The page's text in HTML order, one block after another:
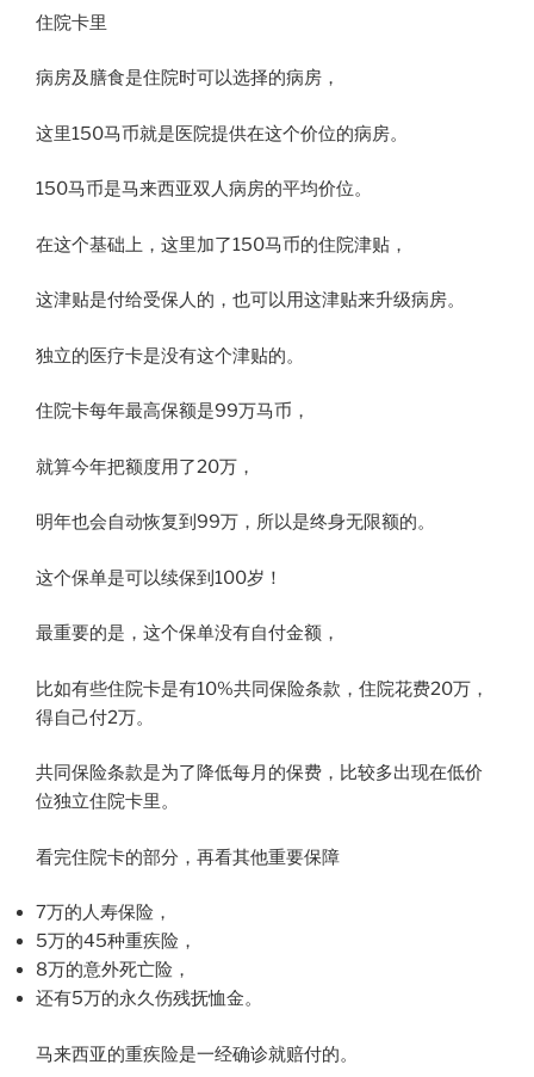
住院卡里
病房及膳食是住院时可以选择的病房，
这里150马币就是医院提供在这个价位的病房。
150马币是马来西亚双人病房的平均价位。
在这个基础上，这里加了150马币的住院津贴，
这津贴是付给受保人的，也可以用这津贴来升级病房。
独立的医疗卡是没有这个津贴的。
住院卡每年最高保额是99万马币，
就算今年把额度用了20万，
明年也会自动恢复到99万，所以是终身无限额的。
这个保单是可以续保到100岁！
最重要的是，这个保单没有自付金额，
比如有些住院卡是有10%共同保险条款，住院花费20万，
得自己付2万。
共同保险条款是为了降低每月的保费，比较多出现在低价
位独立住院卡里。
看完住院卡的部分，再看其他重要保障
7万的人寿保险，
5万的45种重疾险，
8万的意外死亡险，
还有5万的永久伤残抚恤金。
马来西亚的重疾险是一经确诊就赔付的。